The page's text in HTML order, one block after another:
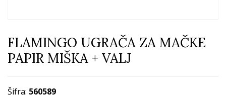
FLAMINGO UGRAČA ZA MAČKE
PAPIR MIŠKA + VALJ
Šifra: 560589